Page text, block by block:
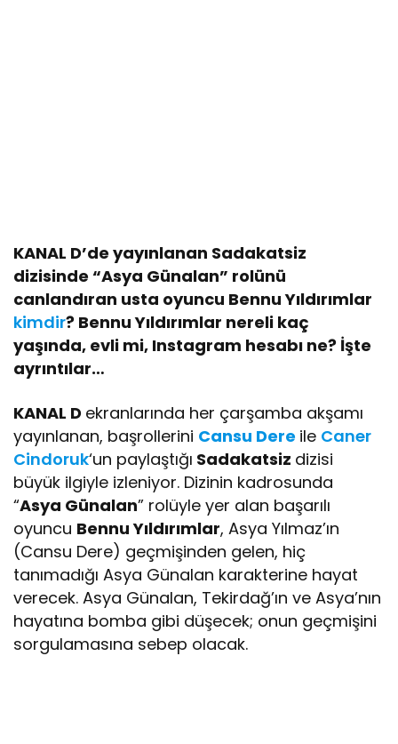
KANAL D’de yayınlanan Sadakatsiz
dizisinde “Asya Günalan” rolünü
canlandıran usta oyuncu Bennu Yıldırımlar
kimdir? Bennu Yıldırımlar nereli kaç
yaşında, evli mi, Instagram hesabı ne? İşte
ayrıntılar…
KANAL D ekranlarında her çarşamba akşamı
yayınlanan, başrollerini Cansu Dere ile Caner
Cindoruk‘un paylaştığı Sadakatsiz dizisi
büyük ilgiyle izleniyor. Dizinin kadrosunda
“Asya Günalan” rolüyle yer alan başarılı
oyuncu Bennu Yıldırımlar, Asya Yılmaz’ın
(Cansu Dere) geçmişinden gelen, hiç
tanımadığı Asya Günalan karakterine hayat
verecek. Asya Günalan, Tekirdağ’ın ve Asya’nın
hayatına bomba gibi düşecek; onun geçmişini
sorgulamasına sebep olacak.